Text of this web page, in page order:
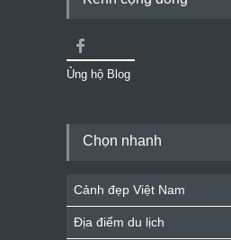
Ủng hộ Blog
Chọn nhanh
Cảnh đẹp Việt Nam
Địa điểm du lịch